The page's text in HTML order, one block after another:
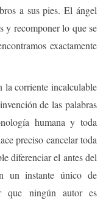
a sus pies. El ángel
y recomponer lo que se
exactamente
la corriente incalculable
de las palabras
humana y toda
preciso cancelar toda
diferenciar el antes del
un instante único de
que ningún autor es